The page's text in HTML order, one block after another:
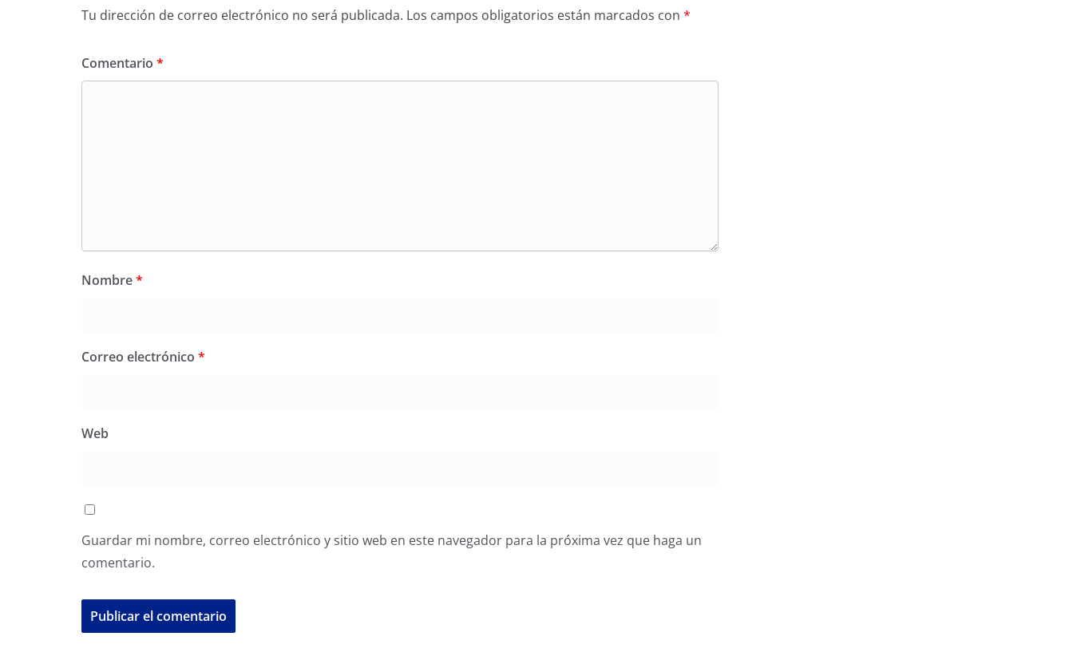
Tu dirección de correo electrónico no será publicada. Los campos obligatorios están marcados con *
Comentario *
Nombre*
Correo electrónico *
Web
Guardar mi nombre, correo electrónico y sitio web en este navegador para la próxima vez que haga un
comentario.